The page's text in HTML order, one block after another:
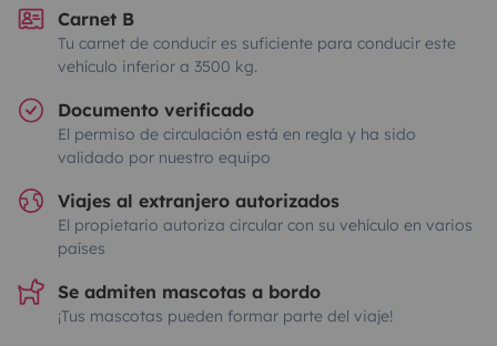
Carnet B
Tu carnet de conducir es suficiente para conducir este
vehículo inferior a 3500 kg.
Documento verificado
El permiso de circulación está en regla y ha sido
validado por nuestro equipo
Viajes al extranjero autorizados
El propietario autoriza circular con su vehículo en varios
países
Se admiten mascotas a bordo
¡Tus mascotas pueden formar parte del viaje!